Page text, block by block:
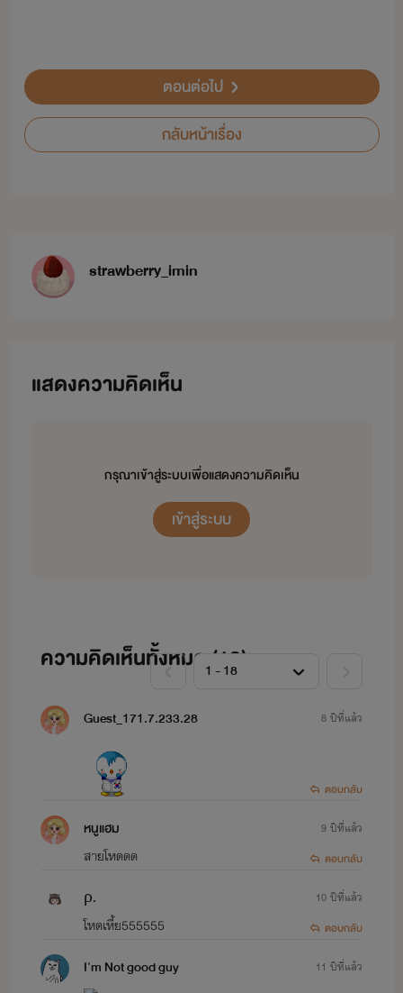
ตอนต่อไป
กลับหน้าเรื่อง
strawberry_imin
แสดงความคิดเห็น
กรุณาเข้าสู่ระบบเพื่อแสดงความคิดเห็น
เข้าสู่ระบบ
ความคิดเห็นทั้งหมด (18)
Guest_171.7.233.28 8 ปีที่แล้ว
ตอบกลับ
หนูแฮม
สายโหดดด
9 ปีที่แล้ว
ตอบกลับ
ρ.
โหดเหี้ย555555
10 ปีที่แล้ว
ตอบกลับ
I'm Not good guy
11 ปีที่แล้ว